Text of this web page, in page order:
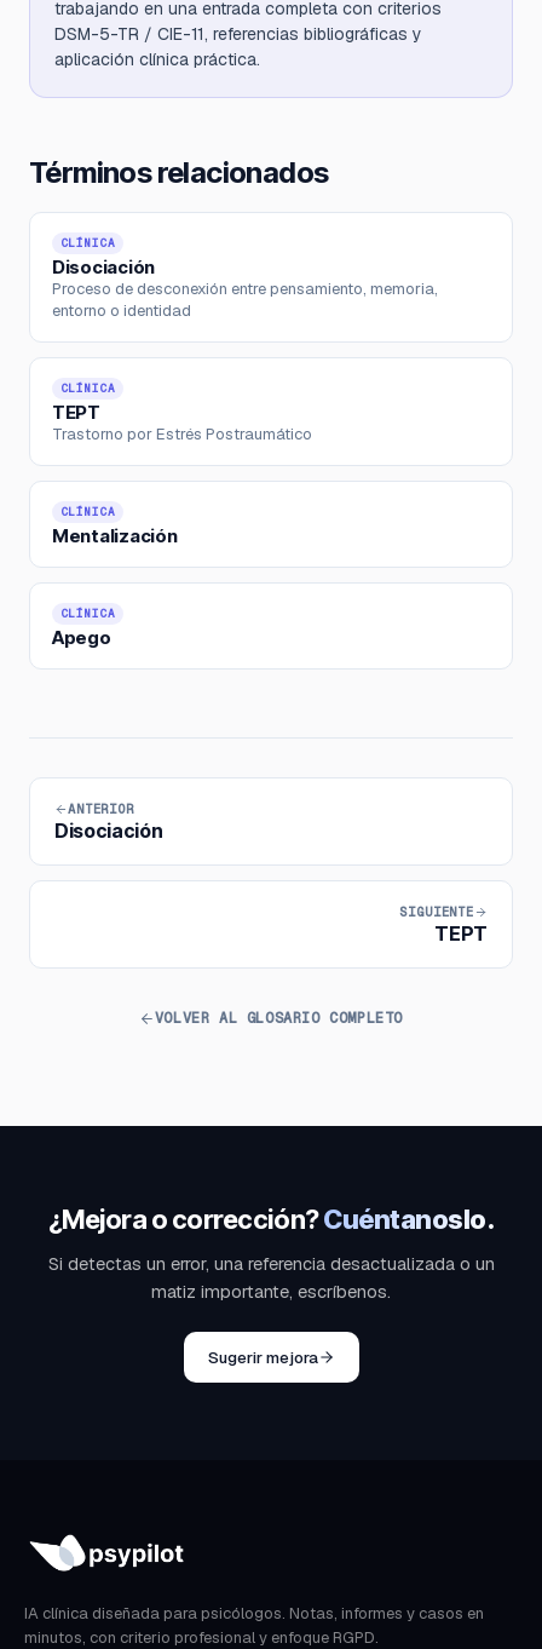
trabajando en una entrada completa con criterios
DSM-5-TR / CIE-11, referencias bibliográficas y
aplicación clínica práctica.
Términos relacionados
CLÍNICA
Disociación
Proceso de desconexión entre pensamiento, memoria,
entorno o identidad
CLÍNICA
TEPT
Trastorno por Estrés Postraumático
CLÍNICA
Mentalización
CLÍNICA
Apego
ANTERIOR
Disociación
SIGUIENTE
TEPT
VOLVER AL GLOSARIO COMPLETO
¿Mejora o corrección?Cuéntanoslo.
Si detectas un error, una referencia desactualizada o un
matiz importante, escríbenos.
Sugerir mejora
IA clínica diseñada para psicólogos. Notas, informes y casos en
minutos, con criterio profesional y enfoque RGPD.